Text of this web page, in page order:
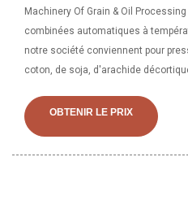
Machinery Of Grain & Oil
combinées automatiques à
notre société conviennent pour
coton, de soja, d'arachide
OBTENIR LE PRIX